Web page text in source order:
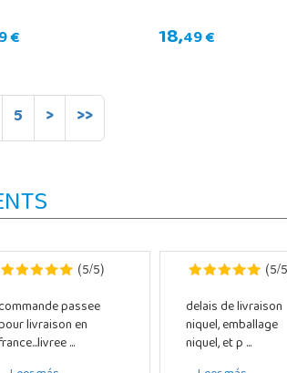
€ 18,49 €
5 > >>
(5/5)
passee
livraison en
...
(5/5
delais de livraison
niquel, emballage
niquel, et p ...